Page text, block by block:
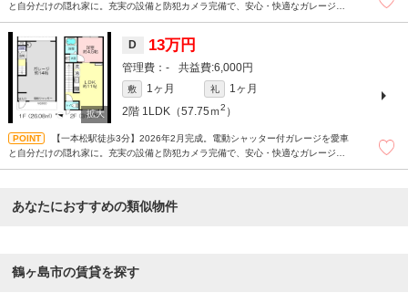
と自分だけの隠れ家に。充実の設備と防犯カメラ完備で、安心・快適なガレージラ
D 13万円
- 6,000円
敷 1ヶ月 礼
1ヶ月
2階 1LDK（57.75ｍ2 ）
【一本松駅徒歩3分】2026年2月完成。電動シャッター付ガレージを愛車
と自分だけの隠れ家に。充実の設備と防犯カメラ完備で、安心・快適なガレージラ
あなたにおすすめの類似物件
鶴ヶ島市の賃貸を探す